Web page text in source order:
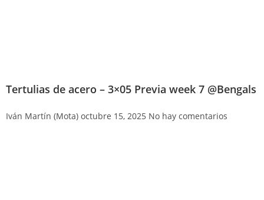
Tertulias de acero – 3×05 Previa week 7 @Bengals
Iván Martín (Mota) octubre 15, 2025 No hay comentarios